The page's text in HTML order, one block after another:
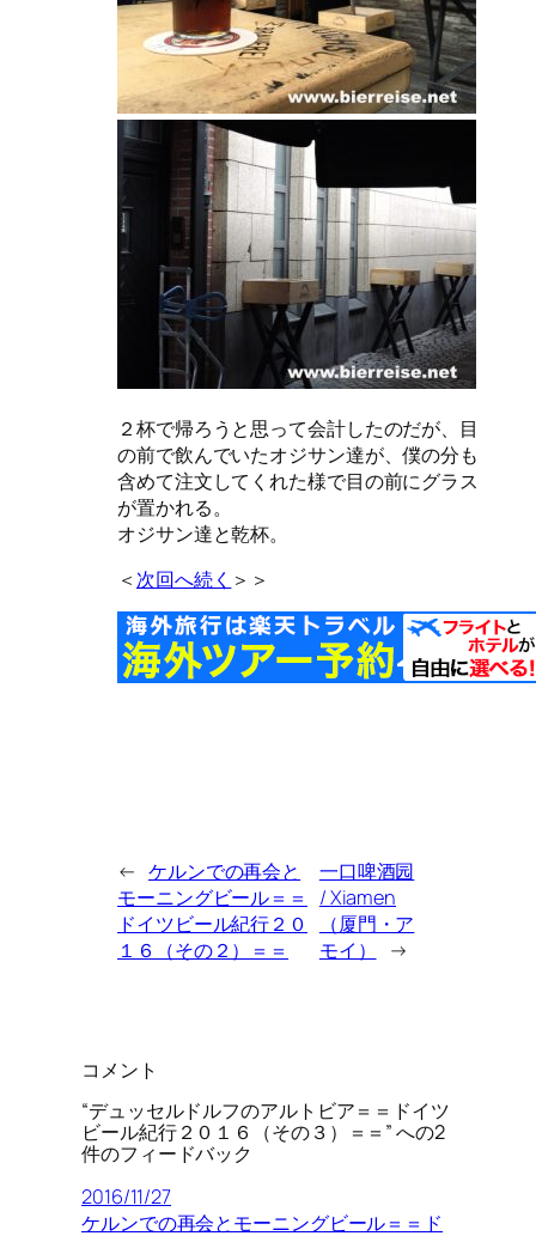
２杯で帰ろうと思って会計したのだが、目
の前で飲んでいたオジサン達が、僕の分も
含めて注文してくれた様で目の前にグラス
が置かれる。
オジサン達と乾杯。
＜ 次回へ続く ＞＞
← ケルンでの再会と
モーニングビール＝＝
ドイツビール紀行２０
１６（その２）＝＝
一口啤酒园
/ Xiamen
（厦門・ア
モイ）
→
コメント
“デュッセルドルフのアルトビア＝＝ドイツ
ビール紀行２０１６（その３）＝＝” への2
件のフィードバック
2016/11/27
ケルンでの再会とモーニングビール＝＝ド